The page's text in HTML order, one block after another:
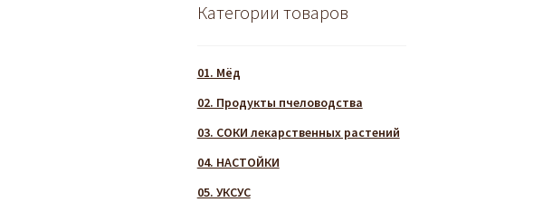
Категории товаров
01. Мёд
02. Продукты пчеловодства
03. СОКИ лекарственных растений
04. НАСТОЙКИ
05. УКСУС